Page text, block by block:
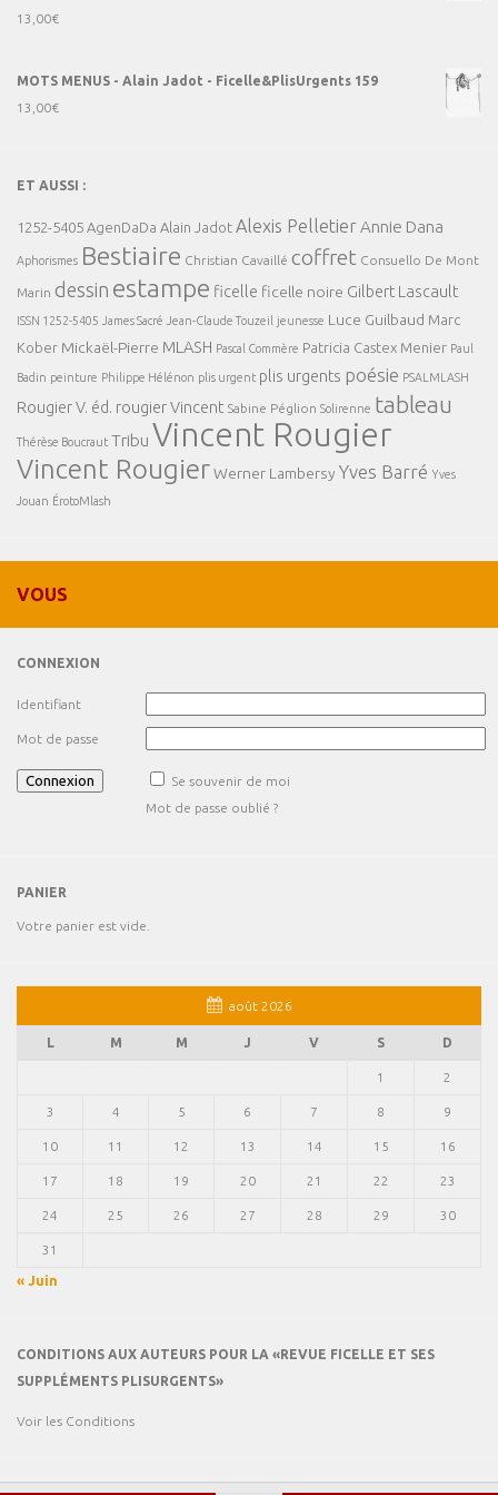
13,00€
MOTS MENUS - Alain Jadot - Ficelle&PlisUrgents 159
13,00€
ET AUSSI :
1252-5405 AgenDaDa Alain Jadot Alexis PelletierAnnie Dana
Aphorismes Bestiaire Christian Cavaillé coffret Consuello De Mont
Marin dessin estampe ficelle ficelle noire Gilbert Lascault
ISSN 1252-5405 James Sacré Jean-Claude Touzeil jeunesse Luce Guilbaud Marc
Kober Mickaël-Pierre MLASH Pascal Commère Patricia Castex Menier Paul
Badin peinture Philippe Hélénon plis urgent plis urgents poésie PSALMLASH
Rougier V. éd. rougier Vincent Sabine Péglion Solirenne tableau
Thérèse Boucraut Tribu Vincent Rougier
Vincent RougierWerner Lambersy Yves Barré Yves
Jouan ÉrotoMlash
VOUS
CONNEXION
Identifiant
Mot de passe
Se souvenir de moi
Mot de passe oublié ?
PANIER
Votre panier est vide.
août 2026
L M M J V S D
1 2
3 4 5 6 7 8 9
10 11 12 13 14 15 16
17 18 19 20 21 22 23
24 25 26 27 28 29 30
31
« Juin
CONDITIONS AUX AUTEURS POUR LA «REVUE FICELLE ET SES
SUPPLÉMENTS PLISURGENTS»
Voir les Conditions